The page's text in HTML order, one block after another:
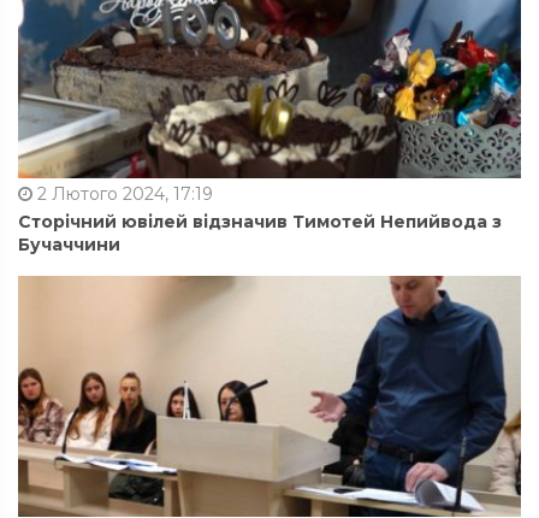
2 Лютого 2024, 17:19
Сторічний ювілей відзначив Тимотей Непийвода з
Бучаччини